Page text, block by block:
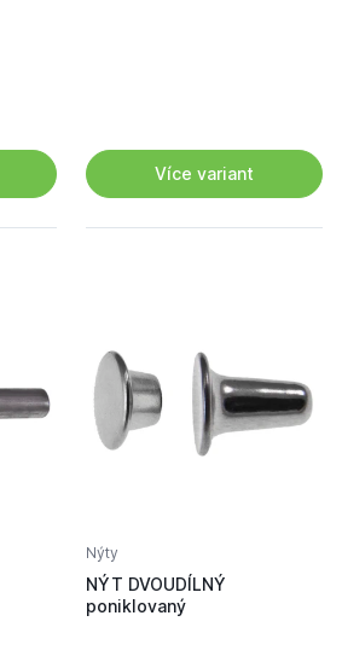
Více variant
Nýty
NÝT DVOUDÍLNÝ
poniklovaný